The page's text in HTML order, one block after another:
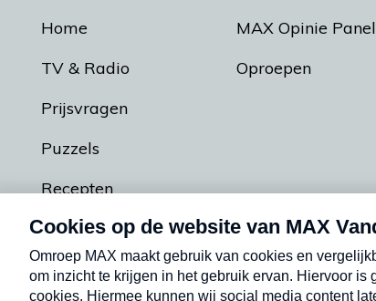
Home
TV & Radio
Prijsvragen
Puzzels
Recepten
Podcasts
MAX Opinie Panel
Oproepen